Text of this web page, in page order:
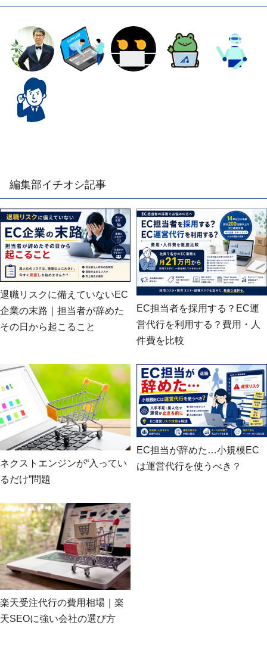
編集部イチオシ記事
退職リスクに備えていないEC
企業の末路｜担当者が辞めた
その日から起こること
EC担当者を採用する？EC運
営代行を利用する？費用・人
件費を比較
ネクストエンジンが“入ってい
るだけ”問題
EC担当が辞めた…小規模EC
は運営代行を使うべき？
楽天受注代行の費用相場｜楽
天SEOに強い会社の選び方